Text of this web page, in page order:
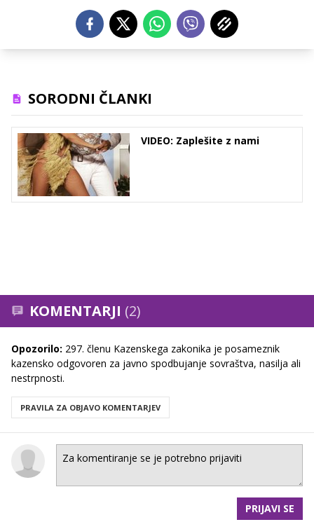
SORODNI ČLANKI
VIDEO: Zaplešite z nami
KOMENTARJI (2)
Opozorilo: 297. členu Kazenskega zakonika je posameznik
kazensko odgovoren za javno spodbujanje sovraštva, nasilja ali
nestrpnosti.
PRAVILA ZA OBJAVO KOMENTARJEV
PRIJAVI SE